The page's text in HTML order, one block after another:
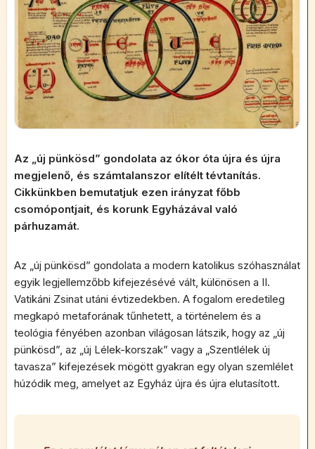
Az „új pünkösd” gondolata az ókor óta újra és újra
megjelenő, és számtalanszor elítélt tévtanítás.
Cikkünkben bemutatjuk ezen irányzat főbb
csomópontjait, és korunk Egyházával való
párhuzamát.
Az „új pünkösd” gondolata a modern katolikus szóhasználat
egyik legjellemzőbb kifejezésévé vált, különösen a II.
Vatikáni Zsinat utáni évtizedekben. A fogalom eredetileg
megkapó metaforának tűnhetett, a történelem és a
teológia fényében azonban világosan látszik, hogy az „új
pünkösd”, az „új Lélek-korszak” vagy a „Szentlélek új
tavasza” kifejezések mögött gyakran egy olyan szemlélet
húzódik meg, amelyet az Egyház újra és újra elutasított.